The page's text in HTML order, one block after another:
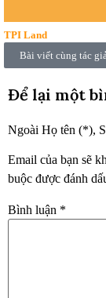
TPI Land
Bài viết cùng tác giả
Để lại một
Ngoài Họ tên (*),
Email của bạn sẽ
buộc được đánh
Bình luận *